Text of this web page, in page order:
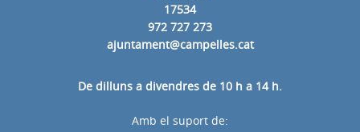
17534
972 727 273
ajuntament@campelles.cat
De dilluns a divendres de 10 h a 14 h.
Amb el suport de: